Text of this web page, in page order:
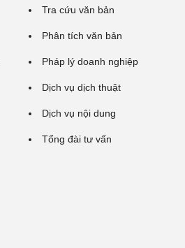
Tra cứu văn bản
Phân tích văn bản
Pháp lý doanh nghiệp
Dịch vụ dịch thuật
Dịch vụ nội dung
Tổng đài tư vấn